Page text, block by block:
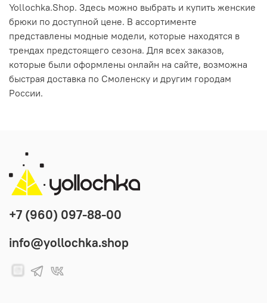
Yollochka.Shop. Здесь можно выбрать и купить женские
брюки по доступной цене. В ассортименте
представлены модные модели, которые находятся в
трендах предстоящего сезона. Для всех заказов,
которые были оформлены онлайн на сайте, возможна
быстрая доставка по Смоленску и другим городам
России.
+7 (960) 097-88-00
info@yollochka.shop